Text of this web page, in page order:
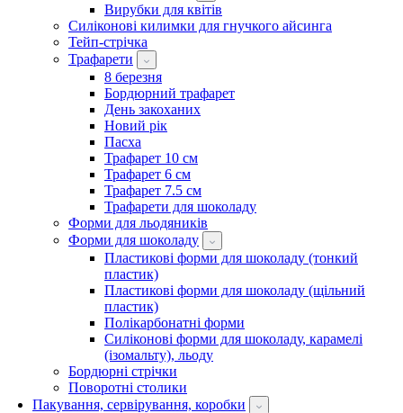
Вирубки для квітів
Силіконові килимки для гнучкого айсинга
Тейп-стрічка
Трафарети
8 березня
Бордюрний трафарет
День закоханих
Новий рік
Пасха
Трафарет 10 см
Трафарет 6 см
Трафарет 7.5 см
Трафарети для шоколаду
Форми для льодяників
Форми для шоколаду
Пластикові форми для шоколаду (тонкий
пластик)
Пластикові форми для шоколаду (щільний
пластик)
Полікарбонатні форми
Силіконові форми для шоколаду, карамелі
(ізомальту), льоду
Бордюрні стрічки
Поворотні столики
Пакування, сервірування, коробки